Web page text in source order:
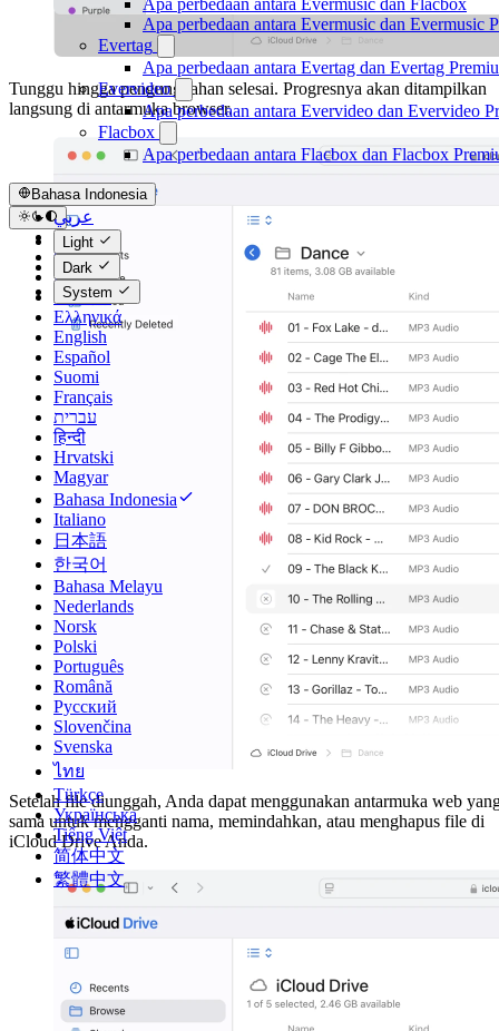
Apa perbedaan antara Evermusic dan Flacbox
Apa perbedaan antara Evermusic dan Evermusic
Evertag
Apa perbedaan antara Evertag dan Evertag
Evervideo
Apa perbedaan antara Evervideo dan Evervideo
Flacbox
Apa perbedaan antara Flacbox dan Flacbox
Bahasa Indonesia
عربي
Català
Čeština
Dansk
Deutsch
Ελληνικά
English
Español
Suomi
Français
עברית
हिन्दी
Hrvatski
Magyar
Bahasa Indonesia
Italiano
日本語
한국어
Bahasa Melayu
Nederlands
Norsk
Polski
Português
Română
Русский
Slovenčina
Svenska
ไทย
Türkçe
Українська
Tiếng Việt
简体中文
繁體中文
Light
Dark
System
Tunggu hingga pengunggahan selesai. Progresnya akan ditampilkan
langsung di antarmuka browser.
Setelah file diunggah, Anda dapat menggunakan antarmuka web
sama untuk mengganti nama, memindahkan, atau menghapus file di
iCloud Drive Anda.